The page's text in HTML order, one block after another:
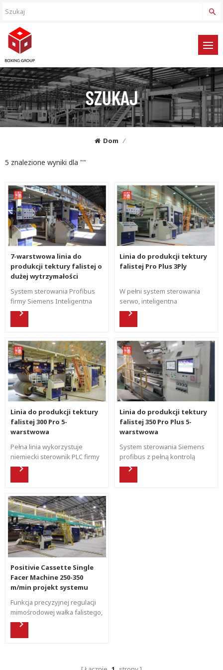
SZUKAJ
Dom /
5 znalezione wyniki dla ""
7-warstwowa linia do
produkcji tektury falistej o
dużej wytrzymałości
System sterowania Profibus
firmy Siemens Inteligentna
kontrola temperatury i system
tektury. Automatyczna kontrola
napięcia i ciśnienia.
Linia do produkcji tektury
falistej Pro Plus 3Ply
W pełni system sterowania
serwo, inteligentna
konstrukcja linii falistej. Szybki
szerokość 1800-2800mm. Flet
A, C, B, E, F, G, N może być
opcją. Konstrukcja Pro Plus
Wydajność: 700000 m2 w ciągu
24 godzin. Cyfrowe
zarządzanie linią produkcyjną.
Linia do produkcji tektury
falistej 300 Pro 5-
warstwowa
Pełna linia wykorzystuje
niemiecki sterownik PLC firmy
Siemens i wybiera europejski
jest w spawarkę i inne
automatyczne urządzenie, aby
zapewnić szybką reakcję i
synchronizację.
Linia do produkcji tektury
falistej 350 Pro Plus 5-
warstwowa
System sterowania Siemens
profibus z pełną kontrolą
serwo, aby zaspokoić szybką
Positivie Cassette Single
Facer Machine 250-350
m/min projekt systemu
Funkcja precyzyjnej regulacji
mimośrodowej wałka falistego,
wałek falisty znajduje się pod